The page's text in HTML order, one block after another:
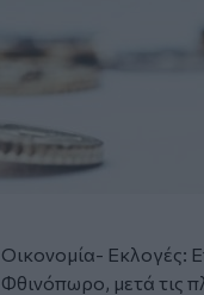
Οικονομία- Εκλογές:
Φθινόπωρο, μετά τις